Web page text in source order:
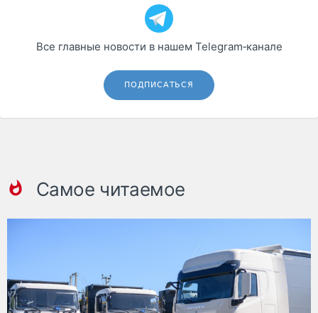
Все главные новости в нашем Telegram‑канале
ПОДПИСАТЬСЯ
Самое читаемое